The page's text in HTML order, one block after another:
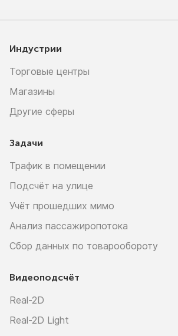
Индустрии
Торговые центры
Магазины
Другие сферы
Задачи
Трафик в помещении
Подсчёт на улице
Учёт прошедших мимо
Анализ пассажиропотока
Сбор данных по товарообороту
Видеоподсчёт
Real-2D
Real-2D Light